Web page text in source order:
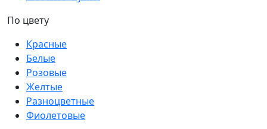
По цвету
Красные
Белые
Розовые
Желтые
Разноцветные
Фиолетовые